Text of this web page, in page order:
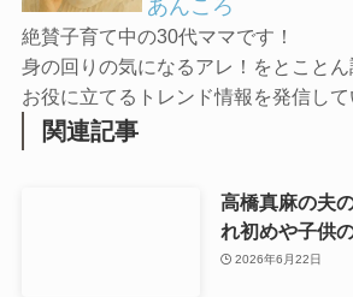
あんころ
絶賛子育て中の30代ママです！
身の回りの気になるアレ！をとこと
お役に立てるトレンド情報を発信して
関連記事
高橋真麻の夫
れ初めや子供
2026年6月22日